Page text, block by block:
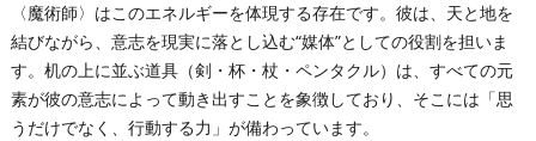
〈魔術師〉はこのエネルギーを体現する存在です。彼は、天と地を
結びながら、意志を現実に落とし込む“媒体”としての役割を担いま
す。机の上に並ぶ道具（剣・杯・杖・ペンタクル）は、すべての元
素が彼の意志によって動き出すことを象徴しており、そこには「思
うだけでなく、行動する力」が備わっています。